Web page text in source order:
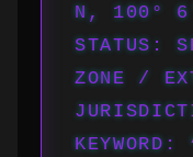
N, 100°
STATUS:
ZONE /
KEYWORD: